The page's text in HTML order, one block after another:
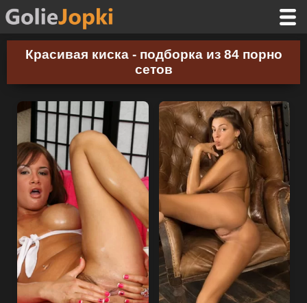
Красивая киска - подборка из 84 порно
сетов